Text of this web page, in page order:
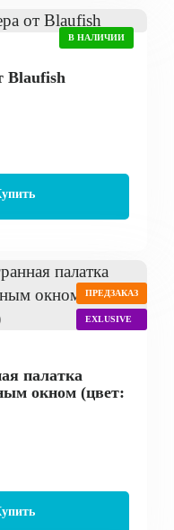
В НАЛИЧИИ
Blaufish
ПРЕДЗАКАЗ
EXLUSIVE
палатка
окном (цвет: